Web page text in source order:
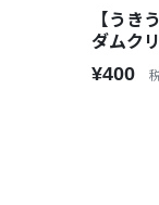
【うき
ダムク
¥400